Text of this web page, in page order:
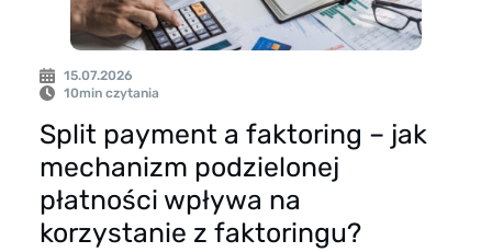
15.07.2026
10min czytania
Split payment a faktoring – jak
mechanizm podzielonej
płatności wpływa na
korzystanie z faktoringu?